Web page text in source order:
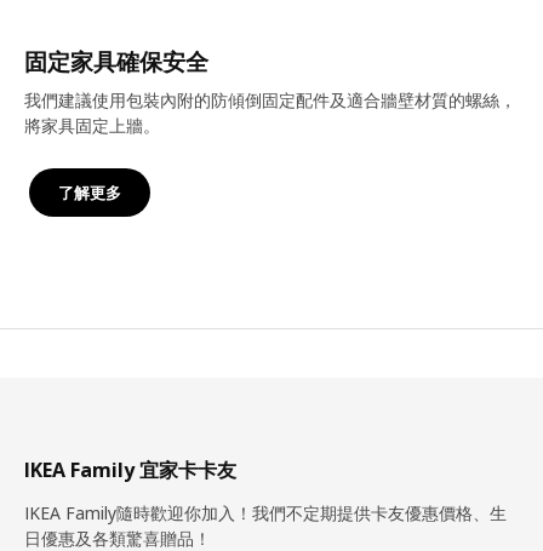
固定家具確保安全
我們建議使用包裝內附的防傾倒固定配件及適合牆壁材質的螺絲，
將家具固定上牆。
了解更多
IKEA Family 宜家卡卡友
IKEA Family隨時歡迎你加入！我們不定期提供卡友優惠價格、生
日優惠及各類驚喜贈品！